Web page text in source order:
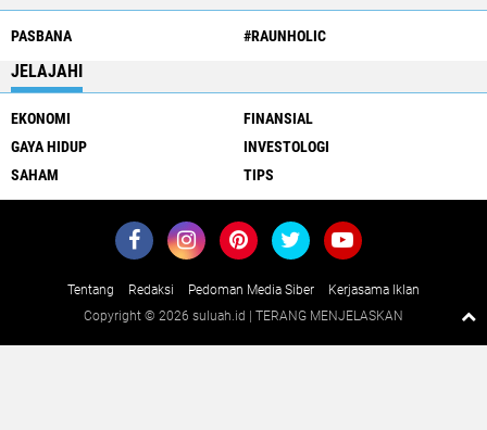
PASBANA #RAUNHOLIC
JELAJAHI
EKONOMI
FINANSIAL
GAYA HIDUP
INVESTOLOGI
SAHAM
TIPS
Tentang Redaksi Pedoman Media Siber
Kerjasama Iklan
Copyright © 2026 suluah.id | TERANG MENJELASKAN